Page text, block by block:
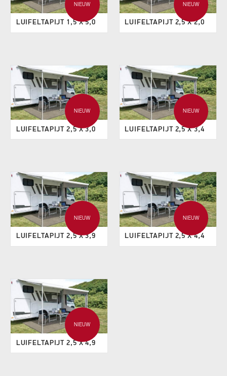
NIEUW
LUIFELTAPIJT 1,5 X 5,0
NIEUW
LUIFELTAPIJT 2,5 X 2,0
NIEUW
LUIFELTAPIJT 2,5 X 3,0
NIEUW
LUIFELTAPIJT 2,5 X 3,4
NIEUW
LUIFELTAPIJT 2,5 X 3,9
NIEUW
LUIFELTAPIJT 2,5 X 4,4
NIEUW
LUIFELTAPIJT 2,5 X 4,9